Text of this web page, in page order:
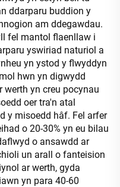
ddarparu buddion y
am ddegawdau.
fel mantol flaenllaw i
yswiriad naturiol a
yn ystod y flwyddyn
hwn yn digwydd
werth yn creu pocynau
oer tra'n atal
y misoedd hâf. Fel arfer
o 20-30% yn eu bilau
o ansawdd ar
un arall o fanteision
ar werth, gyda
yn para 40-60